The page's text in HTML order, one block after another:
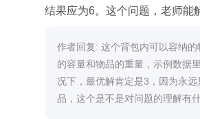
  int N, i, sum = 0, t, part1, part2;
  vector<int> w, v;
  w.push_back(0);
  v.push_back(0);
结果应为6。这个问题，老师能
作者回复: 这个背包内可以容纳
的容量和物品的重量，示例数据
况下，最优解肯定是3，因为永
品，这个是不是对问题的理解有什